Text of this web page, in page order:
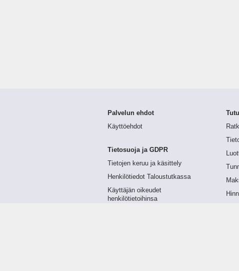
Palvelun ehdot
Käyttöehdot
Tietosuoja ja GDPR
Tietojen keruu ja käsittely
Henkilötiedot Taloustutkassa
Käyttäjän oikeudet
henkilötietoihinsa